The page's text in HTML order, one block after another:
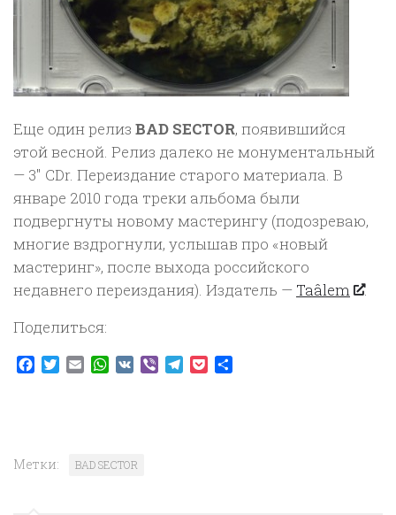
Еще один релиз BAD SECTOR, появившийся
этой весной. Релиз далеко не монументальный
— 3″ CDr. Переиздание старого материала. В
январе 2010 года треки альбома были
подвергнуты новому мастерингу (подозреваю,
многие вздрогнули, услышав про «новый
мастеринг», после выхода российского
недавнего переиздания). Издатель — Taâlem
.
Поделиться:
Facebook
TwitterEmailWhatsApp
VK ViberTelegram
Pocket
Метки: BAD SECTOR